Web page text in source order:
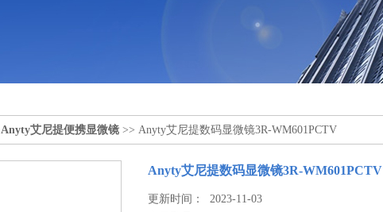
Anyty艾尼提便携显微镜 >> Anyty艾尼提数码显微镜3R-WM601PCTV
Anyty艾尼提数码显微镜3R-WM601PCTV
更新时间： 2023-11-03